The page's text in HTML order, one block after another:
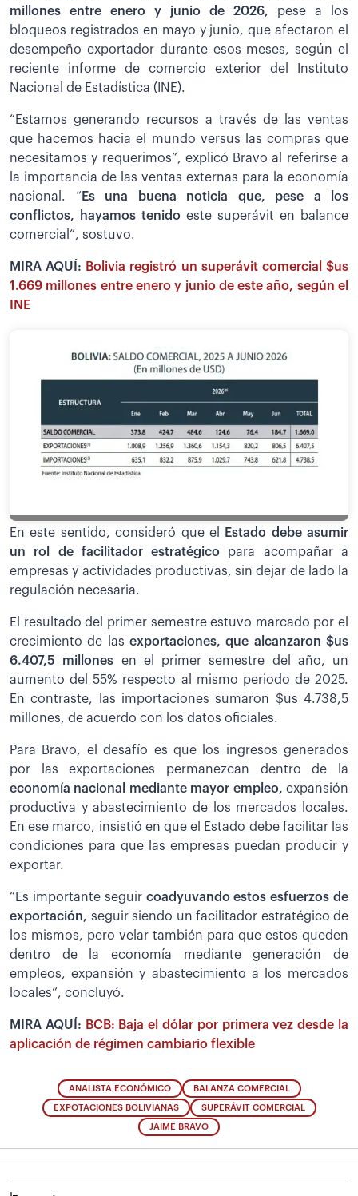
millones entre enero y junio de 2026, pese a los
bloqueos registrados en mayo y junio, que afectaron el
desempeño exportador durante esos meses, según el
reciente informe de comercio exterior del Instituto
Nacional de Estadística (INE).
“Estamos generando recursos a través de las ventas
que hacemos hacia el mundo versus las compras que
necesitamos y requerimos”, explicó Bravo al referirse a
la importancia de las ventas externas para la economía
nacional. “ Es una buena noticia que, pese a los
conflictos, hayamos tenido este superávit en balance
comercial”, sostuvo.
MIRA AQUÍ: Bolivia registró un superávit comercial $us
1.669 millones entre enero y junio de este año, según el
INE
En este sentido, consideró que el
Estado debe asumir
un rol de facilitador estratégico para acompañar a
empresas y actividades productivas, sin dejar de lado la
regulación necesaria.
El resultado del primer semestre estuvo marcado por el
crecimiento de las exportaciones, que alcanzaron $us
6.407,5 millones en el primer semestre del año, un
aumento del 55% respecto al mismo periodo de 2025.
En contraste, las importaciones sumaron $us 4.738,5
millones, de acuerdo con los datos oficiales.
Para Bravo, el desafío es que los ingresos generados
por las exportaciones permanezcan dentro de la
economía nacional mediante mayor empleo, expansión
productiva y abastecimiento de los mercados locales.
En ese marco, insistió en que el Estado debe facilitar las
condiciones para que las empresas puedan producir y
exportar.
“Es importante seguir coadyuvando estos esfuerzos de
exportación, seguir siendo un facilitador estratégico de
los mismos, pero velar también para que estos queden
dentro de la economía mediante generación de
empleos, expansión y abastecimiento a los mercados
locales”, concluyó.
MIRA AQUÍ: BCB: Baja el dólar por primera vez desde la
aplicación de régimen cambiario flexible
ANALISTA ECONÓMICO BALANZA COMERCIAL
EXPOTACIONES BOLIVIANAS SUPERÁVIT COMERCIAL
JAIME BRAVO